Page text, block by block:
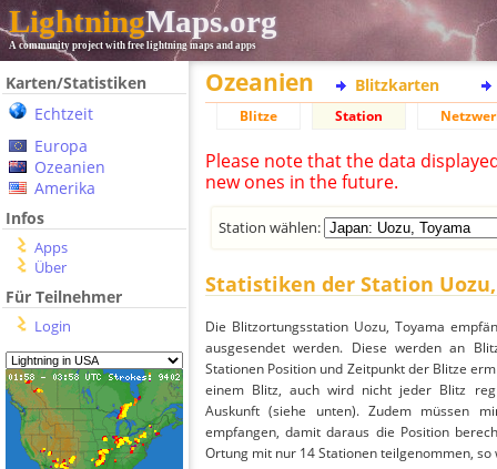
LightningMaps.org
A community project with free lightning maps and apps
Karten/Statistiken
Echtzeit
Europa
Ozeanien
Amerika
Infos
Apps
Über
Für Teilnehmer
Login
Ozeanien Blitzkarten
Blitze Station
Please note that the data
new ones in the future.
Station wählen:
Statistiken der Station
Die Blitzortungsstation Uozu, Toyama
ausgesendet werden. Diese werden an
Stationen Position und Zeitpunkt der Blitze
einem Blitz, auch wird nicht jeder Blitz
Auskunft (siehe unten). Zudem müssen
empfangen, damit daraus die Position
Ortung mit nur 14 Stationen teilgenommen,